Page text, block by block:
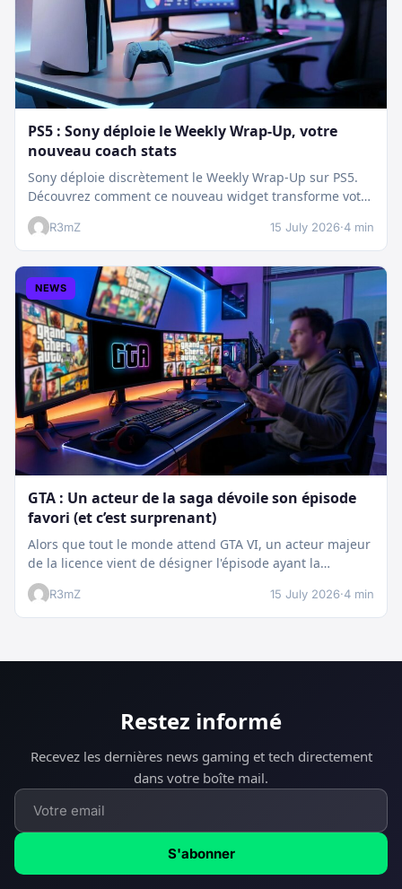
PS5 : Sony déploie le Weekly Wrap-Up, votre
nouveau coach stats
Sony déploie discrètement le Weekly Wrap-Up sur PS5.
Découvrez comment ce nouveau widget transforme votre
dashboard et booste votre suivi…
R3mZ 15 July 2026·4 min
NEWS
GTA : Un acteur de la saga dévoile son épisode
favori (et c’est surprenant)
Alors que tout le monde attend GTA VI, un acteur majeur
de la licence vient de désigner l'épisode ayant la…
R3mZ 15 July 2026·4 min
Restez informé
Recevez les dernières news gaming et tech directement
dans votre boîte mail.
S'abonner